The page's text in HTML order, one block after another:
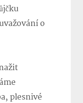
o
plesnivé